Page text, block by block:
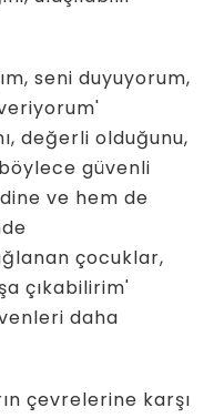
seni duyuyorum,
değerli olduğunu,
güvenli
ve hem de
çocuklar,
çıkabilirim'
daha
çevrelerine karşı